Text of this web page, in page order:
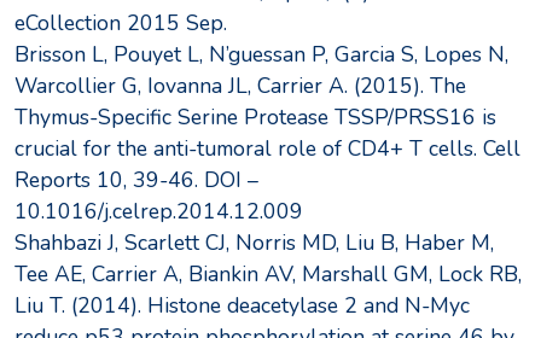
eCollection 2015 Sep.
Brisson L, Pouyet L, N’guessan P, Garcia S, Lopes N,
Warcollier G, Iovanna JL, Carrier A. (2015). The
Thymus-Specific Serine Protease TSSP/PRSS16 is
crucial for the anti-tumoral role of CD4+ T cells. Cell
Reports 10, 39-46. DOI –
10.1016/j.celrep.2014.12.009
Shahbazi J, Scarlett CJ, Norris MD, Liu B, Haber M,
Tee AE, Carrier A, Biankin AV, Marshall GM, Lock RB,
Liu T. (2014). Histone deacetylase 2 and N-Myc